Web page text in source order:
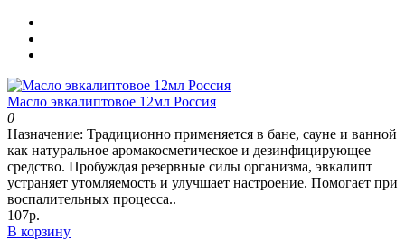
Масло эвкалиптовое 12мл Россия
0
Назначение: Традиционно применяется в бане, сауне и ванной
как натуральное аромакосметическое и дезинфицирующее
средство. Пробуждая резервные силы организма, эвкалипт
устраняет утомляемость и улучшает настроение. Помогает при
воспалительных процесса..
107р.
В корзину